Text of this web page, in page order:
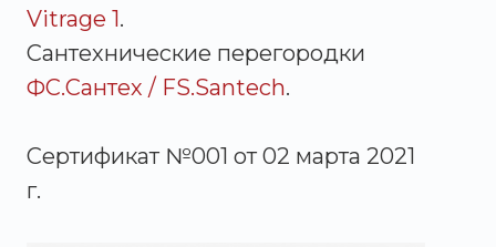
Vitrage 1.
Сантехнические перегородки
ФС.Сантех / FS.Santech.
Сертификат №001 от 02 марта 2021
г.